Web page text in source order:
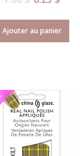
Ajouter au panier